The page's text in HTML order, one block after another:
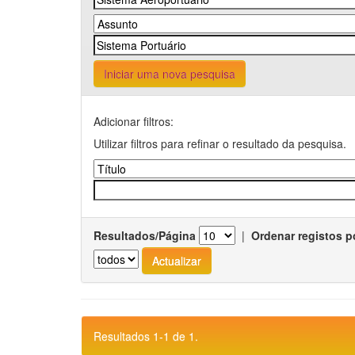
Iniciar uma nova pesquisa
Adicionar filtros:
Utilizar filtros para refinar o resultado da pesquisa.
Resultados/Página | Ordenar registos
Resultados 1-1 de 1.